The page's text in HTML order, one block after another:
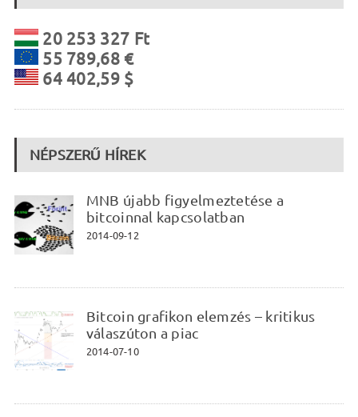
20 253 327 Ft
55 789,68 €
64 402,59 $
NÉPSZERŰ HÍREK
MNB újabb figyelmeztetése a
bitcoinnal kapcsolatban
2014-09-12
Bitcoin grafikon elemzés – kritikus
válaszúton a piac
2014-07-10